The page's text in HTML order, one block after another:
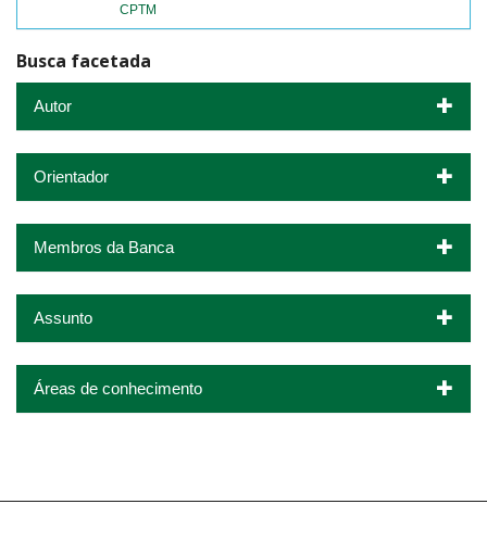
CPTM
Busca facetada
Autor
Orientador
Membros da Banca
Assunto
Áreas de conhecimento